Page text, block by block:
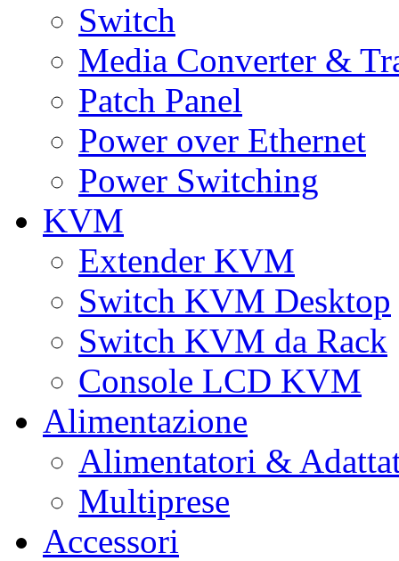
Switch
Media Converter &
Patch Panel
Power over Ethernet
Power Switching
KVM
Extender KVM
Switch KVM Desktop
Switch KVM da Rack
Console LCD KVM
Alimentazione
Alimentatori &
Multiprese
Accessori